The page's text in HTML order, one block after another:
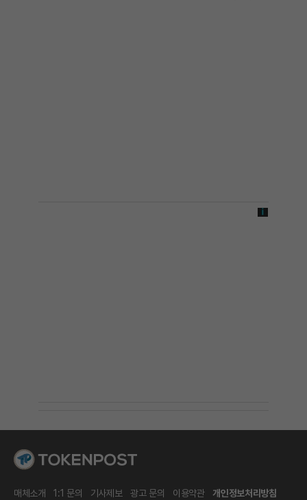
매체소개 1:1 문의 기사제보 광고 문의 이용약관
개인정보처리방침